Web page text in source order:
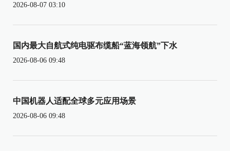
2026-08-07 03:10
国内最大自航式纯电驱布缆船“蓝海领航”下水
2026-08-06 09:48
中国机器人适配全球多元应用场景
2026-08-06 09:48